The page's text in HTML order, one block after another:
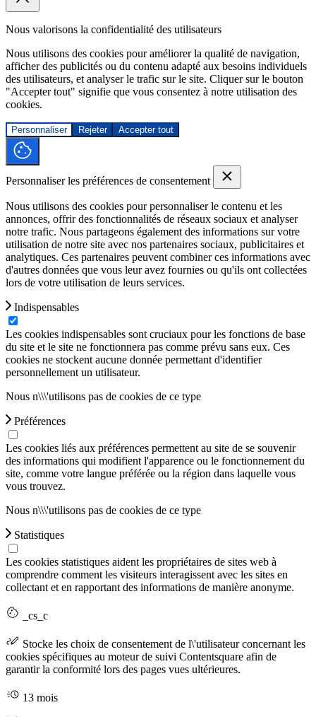
Nous valorisons la confidentialité des utilisateurs
Nous utilisons des cookies pour améliorer la qualité de navigation,
afficher des publicités ou du contenu adapté aux besoins individuels
des utilisateurs, et analyser le trafic sur le site. Cliquer sur le bouton
"Accepter tout" signifie que vous consentez à notre utilisation des
cookies.
Personnaliser Rejeter Accepter tout
Personnaliser les préférences de consentement
Nous utilisons des cookies pour personnaliser le contenu et les
annonces, offrir des fonctionnalités de réseaux sociaux et analyser
notre trafic. Nous partageons également des informations sur votre
utilisation de notre site avec nos partenaires sociaux, publicitaires et
analytiques. Ces partenaires peuvent combiner ces informations avec
d'autres données que vous leur avez fournies ou qu'ils ont collectées
lors de votre utilisation de leurs services.
Indispensables
Les cookies indispensables sont cruciaux pour les fonctions de base
du site et le site ne fonctionnera pas comme prévu sans eux. Ces
cookies ne stockent aucune donnée permettant d'identifier
personnellement un utilisateur.
Nous n\\\'utilisons pas de cookies de ce type
Préférences
Les cookies liés aux préférences permettent au site de se souvenir
des informations qui modifient l'apparence ou le fonctionnement du
site, comme votre langue préférée ou la région dans laquelle vous
vous trouvez.
Nous n\\\'utilisons pas de cookies de ce type
Statistiques
Les cookies statistiques aident les propriétaires de sites web à
comprendre comment les visiteurs interagissent avec les sites en
collectant et en rapportant des informations de manière anonyme.
_cs_c
Stocke les choix de consentement de l\'utilisateur concernant les
cookies spécifiques au moteur de suivi Contentsquare afin de
garantir la conformité lors des pages vues ultérieures.
13 mois